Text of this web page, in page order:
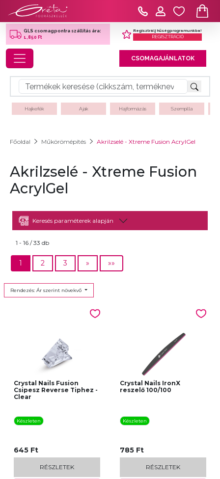
GLS csomagpontra szállítás ára:
1,850 Ft
Regisztrálj hűségprogramunkba!
REGISZTRÁCIÓ
Toggle navigation CSOMAGAJÁNLATOK
Hajkefék Ajak Hajformázás Szempilla
Főoldal Műkörömépítés Akrilzselé - Xtreme Fusion AcrylGel
Akrilzselé - Xtreme Fusion
AcrylGel
Keresés paraméterek alapján
1 - 16 / 33 db
1 2 3 » »»
Rendezés: Ár szerint növekvő
Crystal Nails Fusion
Csipesz Reverse Tiphez -
Clear
Készleten
645 Ft
RÉSZLETEK
Crystal Nails IronX
reszelő 100/100
Készleten
785 Ft
RÉSZLETEK